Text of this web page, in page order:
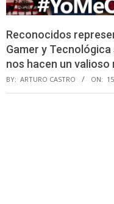
Reconocidos
Gamer y
nos hacen un
BY: ARTURO CASTRO ON: